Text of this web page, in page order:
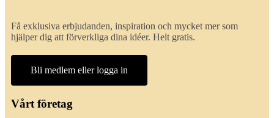
Få exklusiva erbjudanden, inspiration och mycket mer som
hjälper dig att förverkliga dina idéer. Helt gratis.
Bli medlem eller logga in
Vårt företag